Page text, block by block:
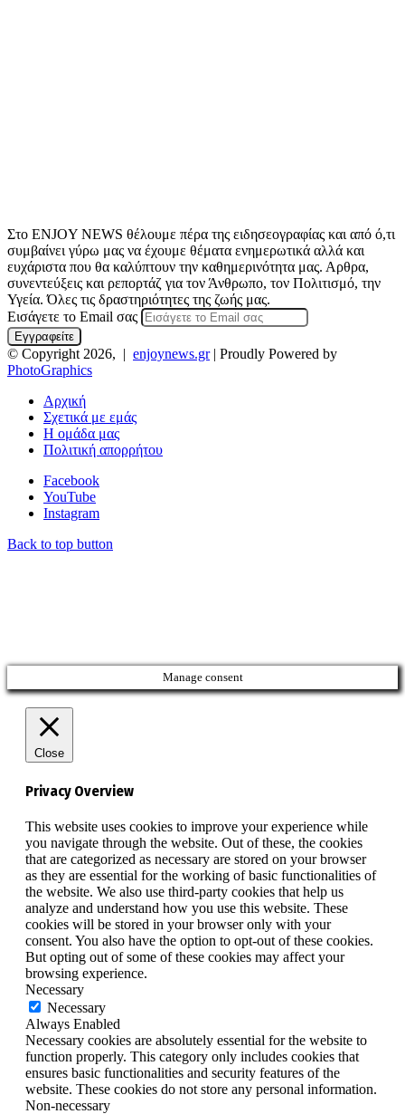
Στο ENJOY NEWS θέλουμε πέρα της ειδησεογραφίας και από ό,τι
συμβαίνει γύρω μας να έχουμε θέματα ενημερωτικά αλλά και
ευχάριστα που θα καλύπτουν την καθημερινότητα μας. Αρθρα,
συνεντεύξεις και ρεπορτάζ για τον Άνθρωπο, τον Πολιτισμό, την
Υγεία. Όλες τις δραστηριότητες της ζωής μας.
Εισάγετε το Email σας
© Copyright 2026, | enjoynews.gr| Proudly Powered by
PhotoGraphics
Αρχική
Σχετικά με εμάς
Η ομάδα μας
Πολιτική απορρήτου
Facebook
YouTube
Instagram
Back to top button
Manage consent
Close
Privacy Overview
This website uses cookies to improve your experience while
you navigate through the website. Out of these, the cookies
that are categorized as necessary are stored on your browser
as they are essential for the working of basic functionalities of
the website. We also use third-party cookies that help us
analyze and understand how you use this website. These
cookies will be stored in your browser only with your
consent. You also have the option to opt-out of these cookies.
But opting out of some of these cookies may affect your
browsing experience.
Necessary
Necessary
Always Enabled
Necessary cookies are absolutely essential for the website to
function properly. This category only includes cookies that
ensures basic functionalities and security features of the
website. These cookies do not store any personal information.
Non-necessary